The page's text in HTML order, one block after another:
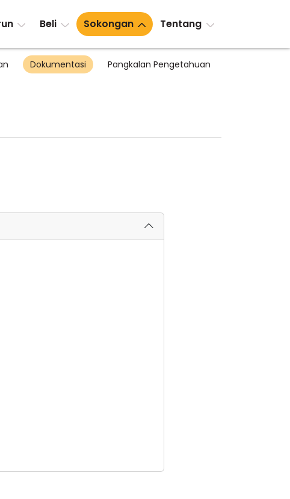
Beli Sokongan Tentang
Dokumentasi Pangkalan Pengetahuan